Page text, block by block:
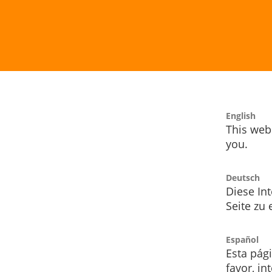
English
This
you.
Deutsch
Diese
Seite zu
Español
Esta
favor,